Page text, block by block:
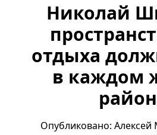
Николай
отдыха
в каждом
Опубликовано: